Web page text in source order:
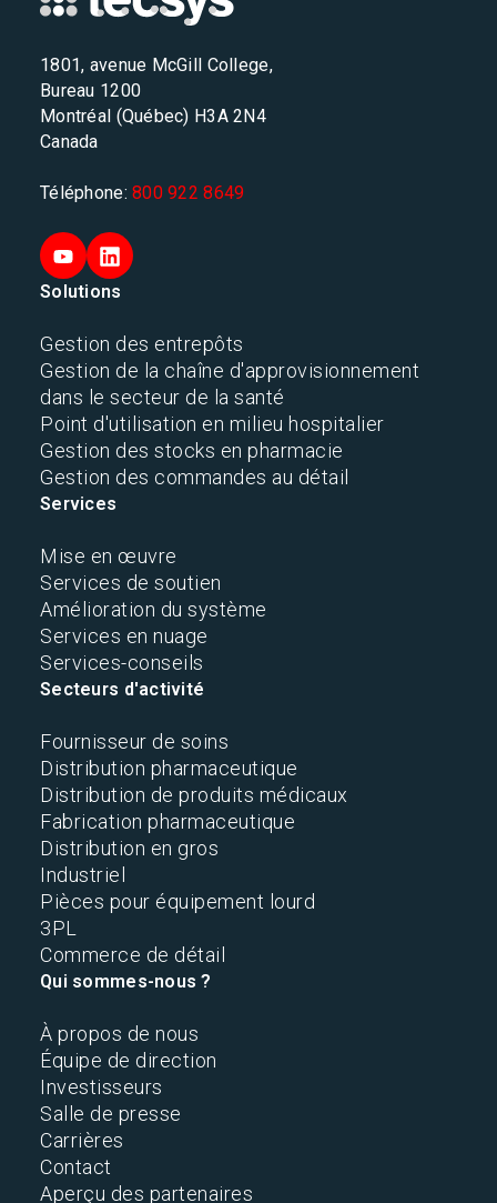
1801, avenue McGill College,
Bureau 1200
Montréal (Québec) H3A 2N4
Canada
Téléphone:800 922 8649
Solutions
Gestion des entrepôts
Gestion de la chaîne d'approvisionnement
dans le secteur de la santé
Point d'utilisation en milieu hospitalier
Gestion des stocks en pharmacie
Gestion des commandes au détail
Services
Mise en œuvre
Services de soutien
Amélioration du système
Services en nuage
Services-conseils
Secteurs d'activité
Fournisseur de soins
Distribution pharmaceutique
Distribution de produits médicaux
Fabrication pharmaceutique
Distribution en gros
Industriel
Pièces pour équipement lourd
3PL
Commerce de détail
Qui sommes-nous ?
À propos de nous
Équipe de direction
Investisseurs
Salle de presse
Carrières
Contact
Aperçu des partenaires